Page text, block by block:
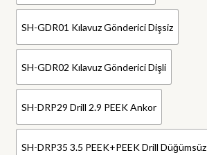
SH-GDR01 Kılavuz Gönderici Dişsiz
SH-GDR02 Kılavuz Gönderici Dişli
SH-DRP29 Drill 2.9 PEEK Ankor
SH-DRP35 3.5 PEEK+PEEK Drill Düğümsüz